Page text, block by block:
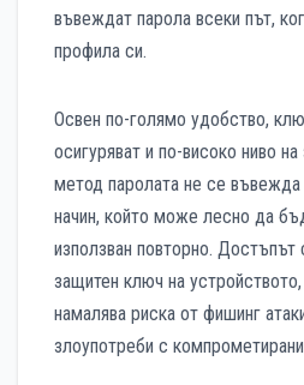
въвеждат парола всеки път,
профила си.
Освен по-голямо удобство,
осигуряват и по-високо ниво
метод паролата не се въвежда
начин, който може лесно да
използван повторно.
защитен ключ на
намалява риска от фишинг
злоупотреби с